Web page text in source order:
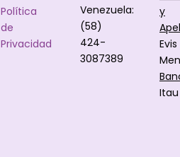
Política
de
Privacidad
Venezuela:
(58)
424-
3087389
y
Evis
Itau